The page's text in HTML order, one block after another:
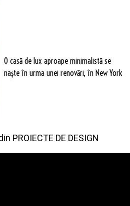
O casă de lux aproape minimalistă se
naște în urma unei renovări, în New York
PROIECTE DE DESIGN